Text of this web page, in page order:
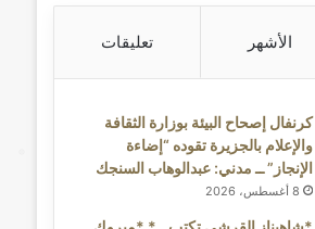
الأشهر تعليقات
كرنفال إصحاح البيئة بوزارة الثقافة
والإعلام بالجزيرة تقوده “إضاءة
الإنجاز” ــ مدني: عبدالوهاب السنجك
8 أغسطس، 2026